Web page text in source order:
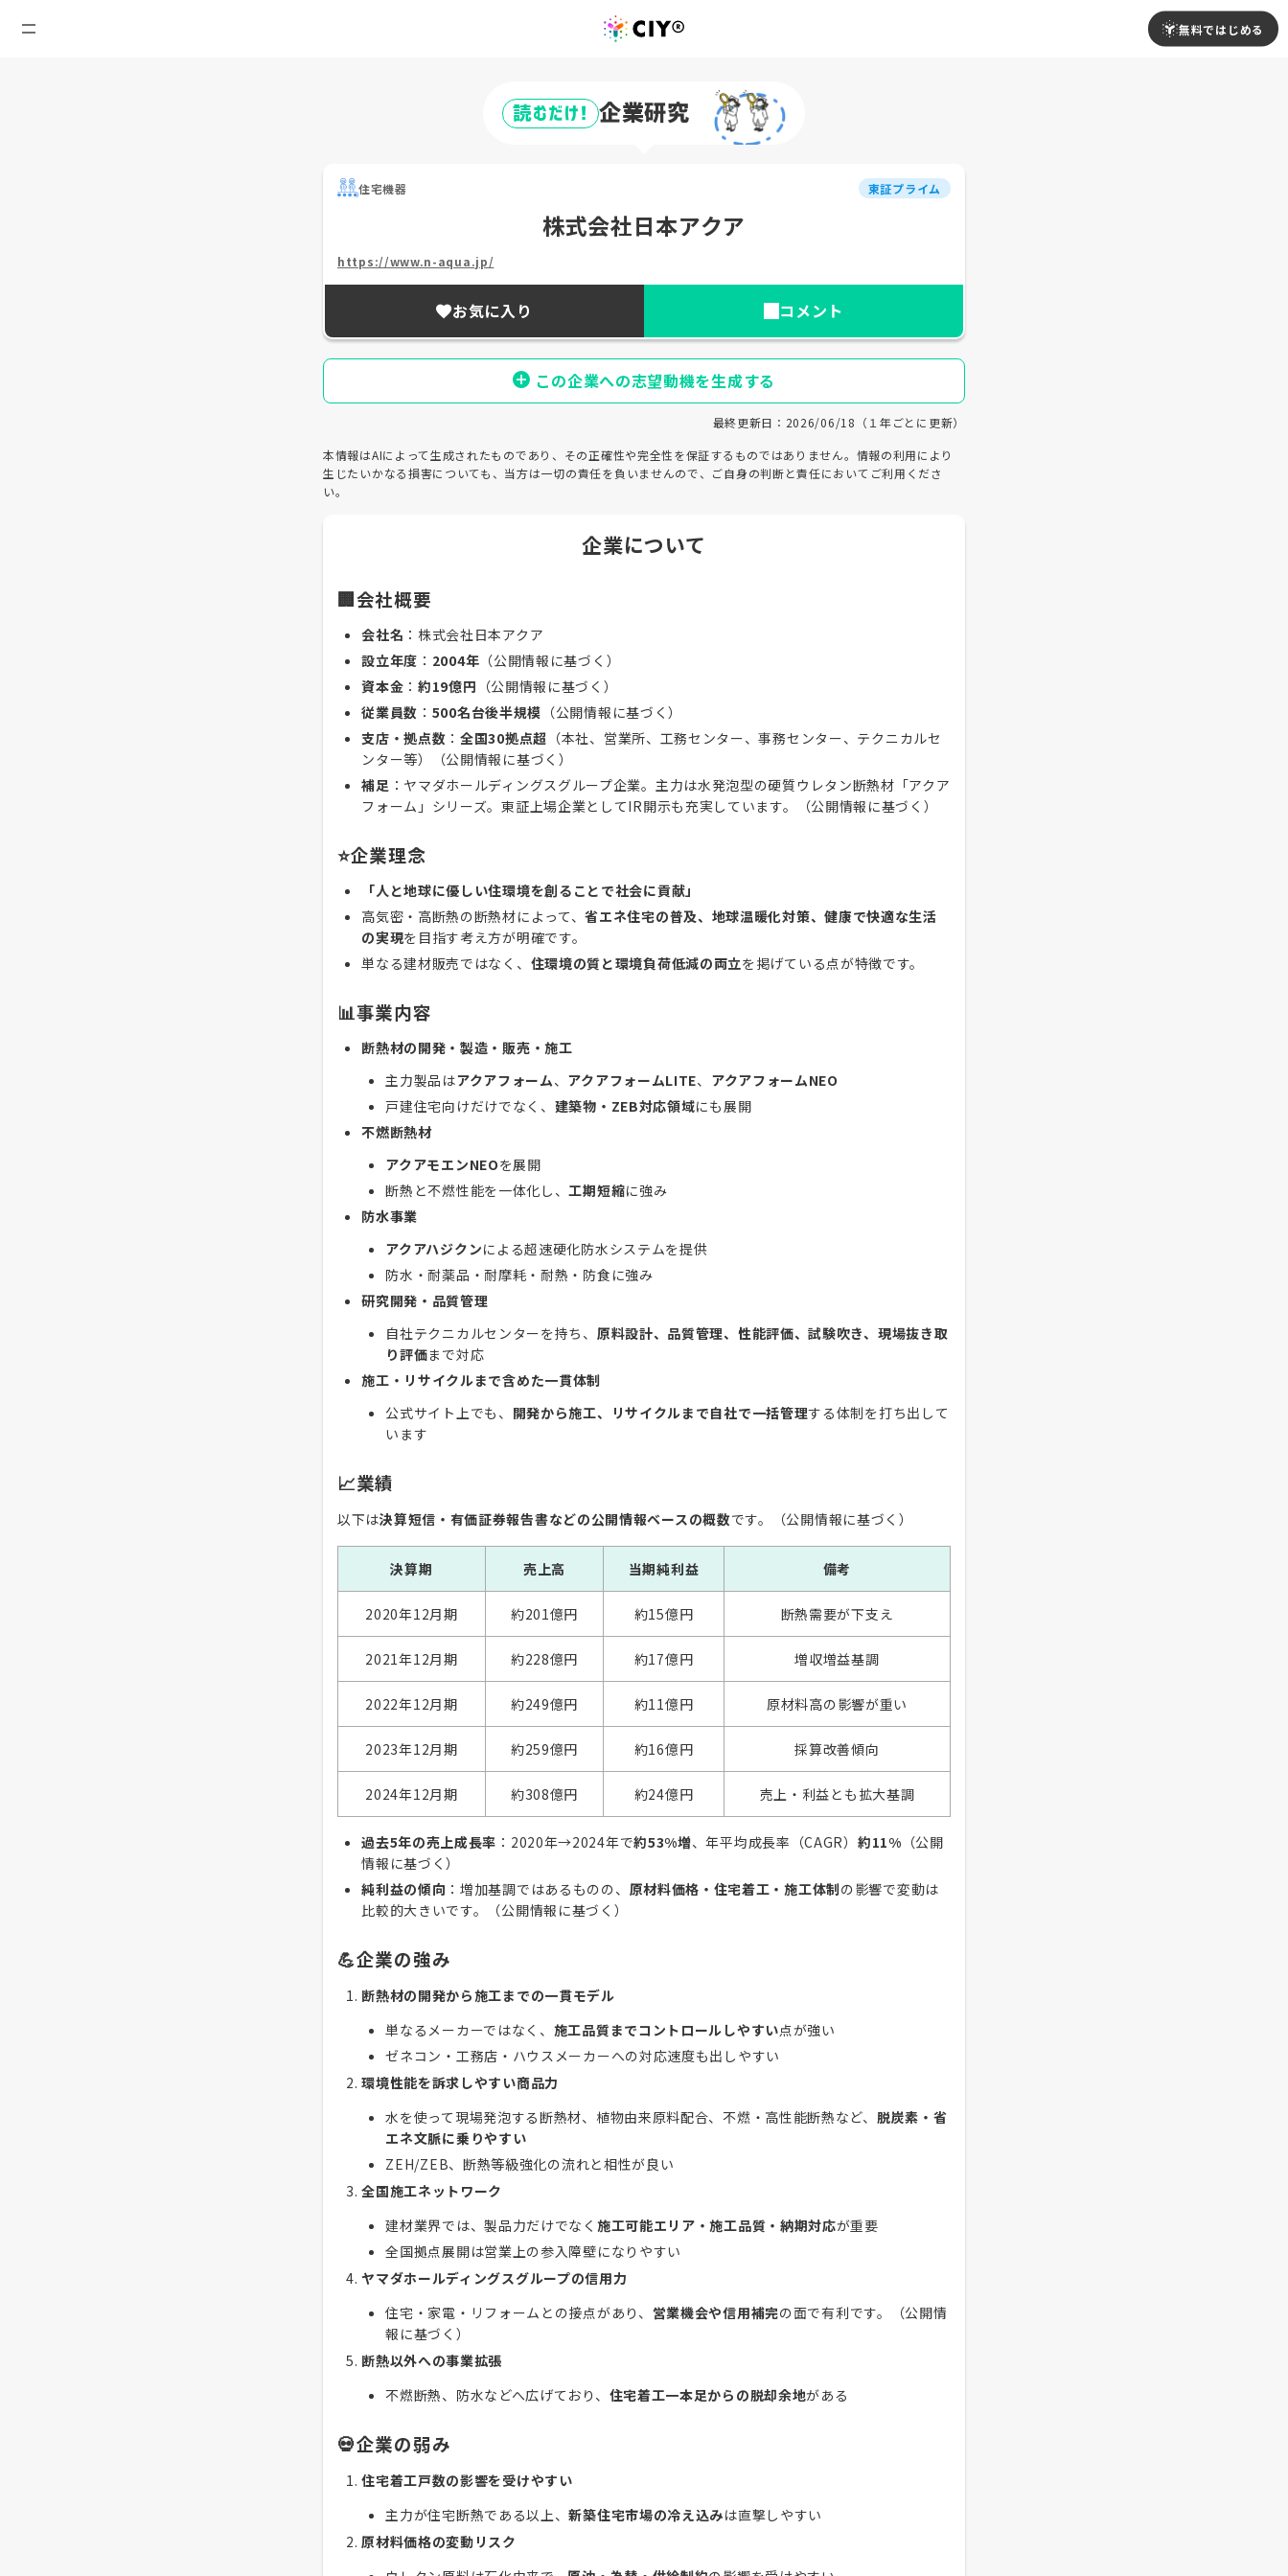
無料ではじめる
読むだけ! 企業研究
住宅機器 東証プライム
株式会社日本アクア
https://www.n-aqua.jp/
お気に入り コメント
この企業への志望動機を生成する
最終更新日：2026/06/18（１年ごとに更新）
本情報はAIによって生成されたものであり、その正確性や完全性を保証するものではありません。情報の利用により
生じたいかなる損害についても、当方は一切の責任を負いませんので、ご自身の判断と責任においてご利用くださ
い。
企業について
🏢会社概要
会社名 ：株式会社日本アクア
設立年度 ： 2004年 （公開情報に基づく）
資本金 ： 約19億円 （公開情報に基づく）
従業員数 ： 500名台後半規模 （公開情報に基づく）
支店・拠点数 ：全国30拠点超 （本社、営業所、工務センター、事務センター、テクニカルセ
ンター等）（公開情報に基づく）
補足 ：ヤマダホールディングスグループ企業。主力は水発泡型の硬質ウレタン断熱材「アクア
フォーム」シリーズ。東証上場企業としてIR開示も充実しています。（公開情報に基づく）
⭐企業理念
「人と地球に優しい住環境を創ることで社会に貢献」
高気密・高断熱の断熱材によって、省エネ住宅の普及、地球温暖化対策、健康で快適な生活
の実現を目指す考え方が明確です。
単なる建材販売ではなく、 住環境の質と環境負荷低減の両立を掲げている点が特徴です。
📊事業内容
断熱材の開発・製造・販売・施工
主力製品はアクアフォーム、 アクアフォームLITE、 アクアフォームNEO
戸建住宅向けだけでなく、 建築物・ZEB対応領域にも展開
不燃断熱材
アクアモエンNEOを展開
断熱と不燃性能を一体化し、工期短縮に強み
防水事業
アクアハジクンによる超速硬化防水システムを提供
防水・耐薬品・耐摩耗・耐熱・防食に強み
研究開発・品質管理
自社テクニカルセンターを持ち、 原料設計、品質管理、性能評価、試験吹き、現場抜き取
り評価まで対応
施工・リサイクルまで含めた一貫体制
公式サイト上でも、 開発から施工、リサイクルまで自社で一括管理する体制を打ち出して
います
📈業績
以下は決算短信・有価証券報告書などの公開情報ベースの概数です。（公開情報に基づく）
決算期 売上高 当期純利益 備考
2020年12月期 約201億円 約15億円 断熱需要が下支え
2021年12月期 約228億円 約17億円 増収増益基調
2022年12月期 約249億円 約11億円 原材料高の影響が重い
2023年12月期 約259億円 約16億円 採算改善傾向
2024年12月期 約308億円 約24億円 売上・利益とも拡大基調
過去5年の売上成長率 ：2020年→2024年で約53%増、年平均成長率（CAGR） 約11% （公開
情報に基づく）
純利益の傾向 ：増加基調ではあるものの、 原材料価格・住宅着工・施工体制の影響で変動は
比較的大きいです。（公開情報に基づく）
💪企業の強み
断熱材の開発から施工までの一貫モデル
単なるメーカーではなく、 施工品質までコントロールしやすい点が強い
ゼネコン・工務店・ハウスメーカーへの対応速度も出しやすい
環境性能を訴求しやすい商品力
水を使って現場発泡する断熱材、植物由来原料配合、不燃・高性能断熱など、 脱炭素・省
エネ文脈に乗りやすい
ZEH/ZEB、断熱等級強化の流れと相性が良い
全国施工ネットワーク
建材業界では、製品力だけでなく 施工可能エリア・施工品質・納期対応が重要
全国拠点展開は営業上の参入障壁になりやすい
ヤマダホールディングスグループの信用力
住宅・家電・リフォームとの接点があり、 営業機会や信用補完の面で有利です。（公開情
報に基づく）
断熱以外への事業拡張
不燃断熱、防水などへ広げており、 住宅着工一本足からの脱却余地がある
💀企業の弱み
住宅着工戸数の影響を受けやすい
主力が住宅断熱である以上、新築住宅市場の冷え込みは直撃しやすい
原材料価格の変動リスク